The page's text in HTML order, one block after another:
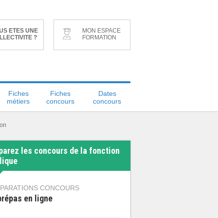
ETES UNE
?
MON ESPACE
FORMATION
Fiches
métiers
Fiches
concours
Dates
concours
les concours de la fonction
CONCOURS
en ligne